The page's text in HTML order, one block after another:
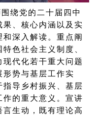
绕党的二十届四中
、核心内涵以及实
深入解读。重点阐
色社会主义制度、
代化若干重大问题
形势与基层工作实
指导乡村振兴、基层
的重大意义。宣讲
生动，既有理论高